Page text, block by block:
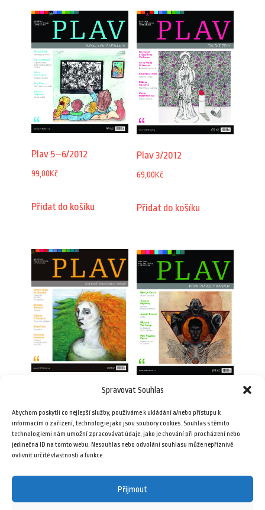
Spravovat Souhlas
Abychom poskytli co nejlepší služby, používáme k ukládání a/nebo přístupu k
informacím o zařízení, technologie jako jsou soubory cookies. Souhlas s těmito
technologiemi nám umožní zpracovávat údaje, jako je chování při procházení nebo
jedinečná ID na tomto webu. Nesouhlas nebo odvolání souhlasu může nepříznivě
ovlivnit určité vlastnosti a funkce.
Přijmout
Plav 5–6/2012
99,00Kč
Přidat do košíku
Plav 3/2012
69,00Kč
Přidat do košíku
49,00Kč
Přidat do košíku
69,00Kč
Přidat do košíku